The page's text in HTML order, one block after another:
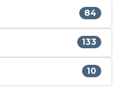
84
133
10